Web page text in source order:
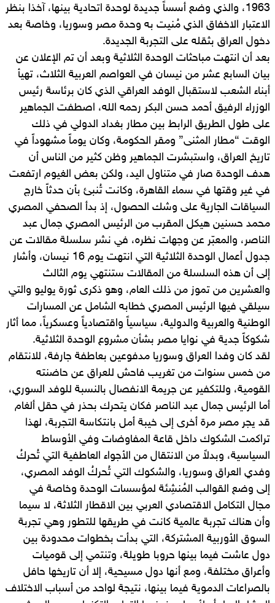
1963، والذي وضع أسساً جديدة لوحدة اتحادية بينها، آخذا بنظر
الاعتبار الاخفاق الذي مُنيت به وحدة مصر وسوريا، وخاصة بعد
دخول العراق بثقله على التجربة الجديدة.
بعد أن انتهت مباحثات الوحدة الثلاثية وبعد أن تم الإعلان عن
بيان السابع عشر من نيسان في العواصم العربية الثلاث، تهيأ
أبناء الشعب لاستقبال الوفد العراقي الذي كان برئاسة رئيس
الوزراء الرفيق أحمد حسن البكر رحمه الله، اصطفت الجماهير
على طول الطريق الرابط بين مطار بغداد الدولي في ذلك
الوقت “مطار المثنى” ومقر الحكومة، وكان يوماً مشهوداً في
تاريخ العراق، واستبشرت الجماهير وظن كثير من الناس أن
هدف الوحدة صار في متناول اليد، ولكن بعض الغيوم ارتفعت
في غير وقتها في سماء القاهرة، وكانت تُنبئ بأن حدثاً خارج
السياقات الجارية على وشك الحصول، إذ بدأ الصحفي المصري
محمد حسنين هيكل المقرب من الرئيس المصري جمال عبد
الناصر، والمعبّر عن وجهات نظره، في نشر سلسلة مقالات عن
جدول أعمال الوحدة الثلاثية التي انتهت يوم 16 نيسان، وأشار
إلى أن هذه السلسلة من المقالات ستنتهي يوم الثالث
والعشرين من تموز من ذلك العام، وهو ذكرى ثورة يوليو والتي
سيلقي فيها الرئيس المصري خطابه الشامل عن المسارات
الوطنية والعربية والدولية، سياسياً واقتصادياً وعسكرياً، مما أثار
شكوكاً جدية في نوايا مصر بشأن مشروع الوحدة الثلاثية.
لقد كان وفدا العراق وسوريا مدفوعين بعاطفة جارفة، للانتقام
من خمس سنوات من تغريب فاحش للعراق عن حاضنته
القومية، وللتكفير عن جريمة الانفصال بالنسبة للوفد السوري،
أما الرئيس جمال عبد الناصر فكان يتحرك بحذر في حقل ألغام
قد يجر مصر مرة أخرى إلى خيبة أمل بانتكاسة التجربة، لهذا
تراكمت الشكوك داخل قاعة المفاوضات وفي الأوساط
السياسية، وبدلاً من الانتقال من الأجواء العاطفية التي تُحركُ
وفدي العراق وسوريا، والشكوك التي تُحركُ الوفد المصري،
إلى وضع القوالب المُنشِئة لمؤسسات الوحدة وخاصة في
مجال التكامل الاقتصادي العربي بين الاقطار الثلاثة، لا سيما
وأن هناك تجربة عالمية كانت في طريقها للتطور وهي تجربة
السوق الأوربية المشتركة، التي بدأت بخطوات محدودة بين
دول عاشت فيما بينها حروبا طويلة، وتنتمي إلى قوميات
وأعراق مختلفة، ومع أنها دول مسيحية، إلا أن تاريخها حافل
بالصراعات الدموية فيما بينها، نتيجة لواحد من أسباب الاختلاف